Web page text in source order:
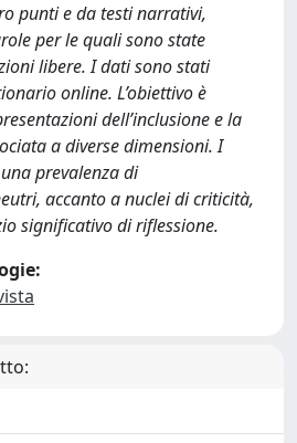
punti e da testi narrativi,
per le quali sono state
libere. I dati sono stati
online. L’obiettivo è
dell’inclusione e la
a diverse dimensioni. I
prevalenza di
accanto a nuclei di criticità,
significativo di riflessione.